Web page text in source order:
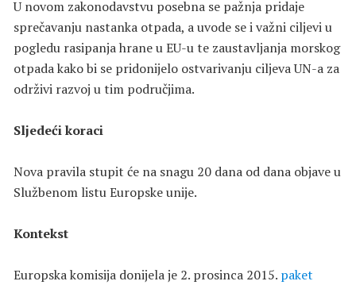
U novom zakonodavstvu posebna se pažnja pridaje
sprečavanju nastanka otpada, a uvode se i važni ciljevi u
pogledu rasipanja hrane u EU-u te zaustavljanja morskog
otpada kako bi se pridonijelo ostvarivanju ciljeva UN-a za
održivi razvoj u tim područjima.
Sljedeći koraci
Nova pravila stupit će na snagu 20 dana od dana objave u
Službenom listu Europske unije.
Kontekst
Europska komisija donijela je 2. prosinca 2015. paket